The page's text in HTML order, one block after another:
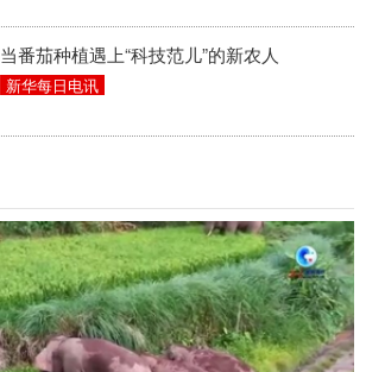
当番茄种植遇上“科技范儿”的新农人
新华每日电讯